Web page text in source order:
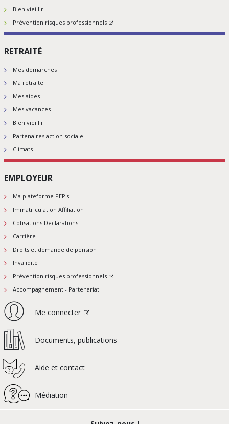
Bien vieillir
Prévention risques professionnels
RETRAITÉ
Mes démarches
Ma retraite
Mes aides
Mes vacances
Bien vieillir
Partenaires action sociale
Climats
EMPLOYEUR
Ma plateforme PEP's
Immatriculation Affiliation
Cotisations Déclarations
Carrière
Droits et demande de pension
Invalidité
Prévention risques professionnels
Accompagnement - Partenariat
Me connecter
Documents, publications
Aide et contact
Médiation